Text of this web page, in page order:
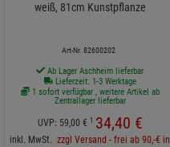
weiß, 81cm Kunstpflanze
Art-Nr. 82600202
Ab Lager Aschheim lieferbar
Lieferzeit: 1-3 Werktage
1 sofort verfügbar , weitere Artikel ab
Zentrallager lieferbar
UVP: 59,00 € 1 34,40 €
inkl. MwSt. zzgl Versand - frei ab 90,-€ in